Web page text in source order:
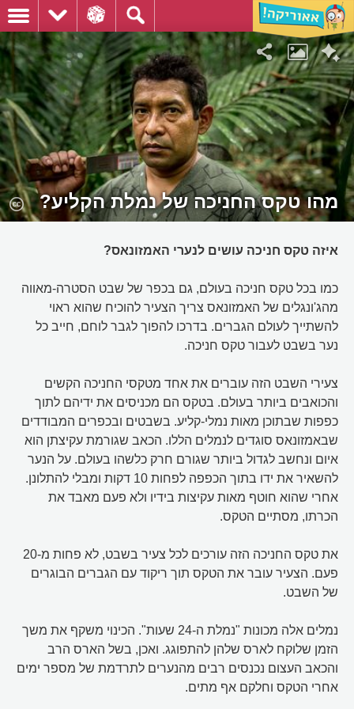
מהו טקס החניכה של נמלת הקליע?
איזה טקס חניכה עושים לנערי האמזונאס?
כמו בכל טקס חניכה בעולם, גם בכפר של שבט הסטרה-מאווה
מהג'ונגלים של האמזונאס צריך הצעיר להוכיח שהוא ראוי
להשתייך לעולם הגברים. בדרכו להפוך לגבר לוחם, חייב כל
נער בשבט לעבור טקס חניכה.
צעירי השבט הזה עוברים את אחד מטקסי החניכה הקשים
והכואבים ביותר בעולם. בטקס הם מכניסים את ידיהם לתוך
כפפות שבתוכן מאות נמלי-קליע. בשבטים ובכפרים המבודדים
שבאמזונאס סוגדים לנמלים הללו. הכאב שגורמת עקיצתן הוא
איום ונחשב לגדול ביותר שגורם חרק כלשהו בעולם. על הנער
להשאיר את ידו בתוך הכפפה לפחות 10 דקות ומבלי להתלונן.
אחרי שהוא חוטף מאות עקיצות בידיו ולא פעם מאבד את
הכרתו, מסתיים הטקס.
את טקס החניכה הזה עורכים לכל צעיר בשבט, לא פחות מ-20
פעם. הצעיר עובר את הטקס תוך ריקוד עם הגברים הבוגרים
של השבט.
נמלים אלה מכונות "נמלת ה-24 שעות". הכינוי משקף את משך
הזמן שלוקח לארס שלהן להתפוגג. ואכן, בשל הארס הרב
והכאב העצום נכנסים רבים מהנערים לתרדמת של מספר ימים
אחרי הטקס וחלקם אף מתים.